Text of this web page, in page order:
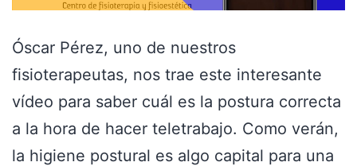
Óscar Pérez, uno de nuestros
fisioterapeutas, nos trae este interesante
vídeo para saber cuál es la postura correcta
a la hora de hacer teletrabajo. Como verán,
la higiene postural es algo capital para una